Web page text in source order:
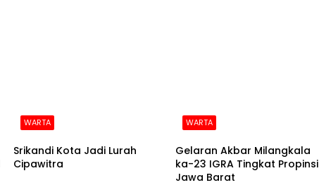
WARTA
Srikandi Kota Jadi Lurah
Cipawitra
WARTA
Gelaran Akbar Milangkala
ka-23 IGRA Tingkat Propinsi
Jawa Barat